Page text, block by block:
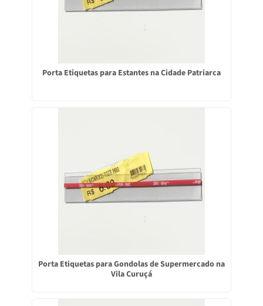
Porta Etiquetas para Estantes na Cidade Patriarca
Porta Etiquetas para Gondolas de Supermercado na
Vila Curuçá